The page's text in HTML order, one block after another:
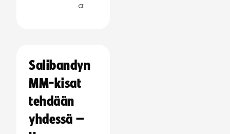
a:
Salibandyn
MM-kisat
tehdään
yhdessä –